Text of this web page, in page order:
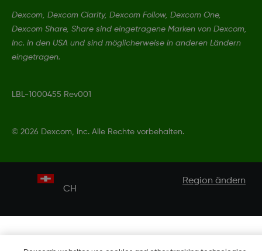
Dexcom, Dexcom Clarity, Dexcom Follow, Dexcom One,
Dexcom Share, Share sind eingetragene Marken von Dexcom,
Inc. in den USA und sind möglicherweise in anderen Ländern
eingetragen.
LBL-1000455 Rev001
© 2026 Dexcom, Inc. Alle Rechte vorbehalten.
CH
Region ändern